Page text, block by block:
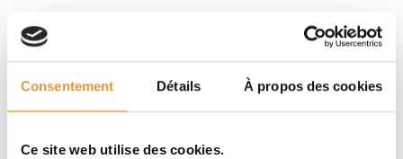
Consentement Détails À propos des cookies
Ce site web utilise des cookies.